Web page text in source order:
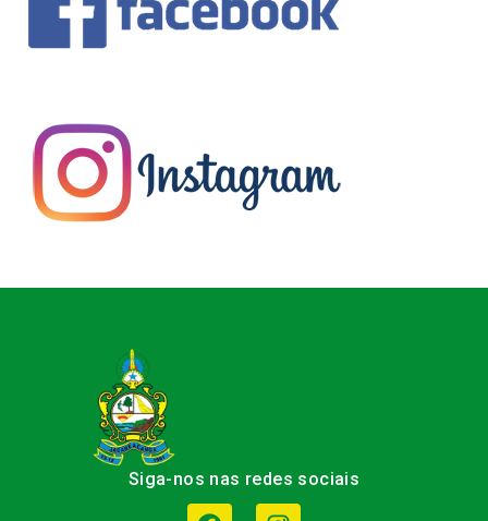
Siga-nos nas redes sociais